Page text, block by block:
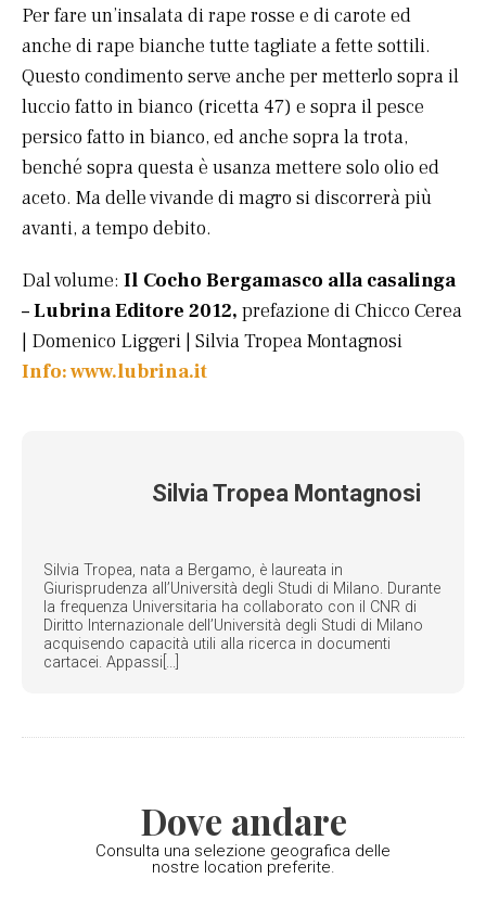
Per fare un’insalata di rape rosse e di carote ed
anche di rape bianche tutte tagliate a fette sottili.
Questo condimento serve anche per metterlo sopra il
luccio fatto in bianco (ricetta 47) e sopra il pesce
persico fatto in bianco, ed anche sopra la trota,
benché sopra questa è usanza mettere solo olio ed
aceto. Ma delle vivande di magro si discorrerà più
avanti, a tempo debito.
Dal volume: Il Cocho Bergamasco alla casalinga
– Lubrina Editore 2012, prefazione di Chicco Cerea
| Domenico Liggeri | Silvia Tropea Montagnosi
Info: www.lubrina.it
Silvia Tropea Montagnosi
Silvia Tropea, nata a Bergamo, è laureata in
Giurisprudenza all’Università degli Studi di Milano. Durante
la frequenza Universitaria ha collaborato con il CNR di
Diritto Internazionale dell’Università degli Studi di Milano
acquisendo capacità utili alla ricerca in documenti
cartacei. Appassi[...]
Dove andare
Consulta una selezione geografica delle
nostre location preferite.